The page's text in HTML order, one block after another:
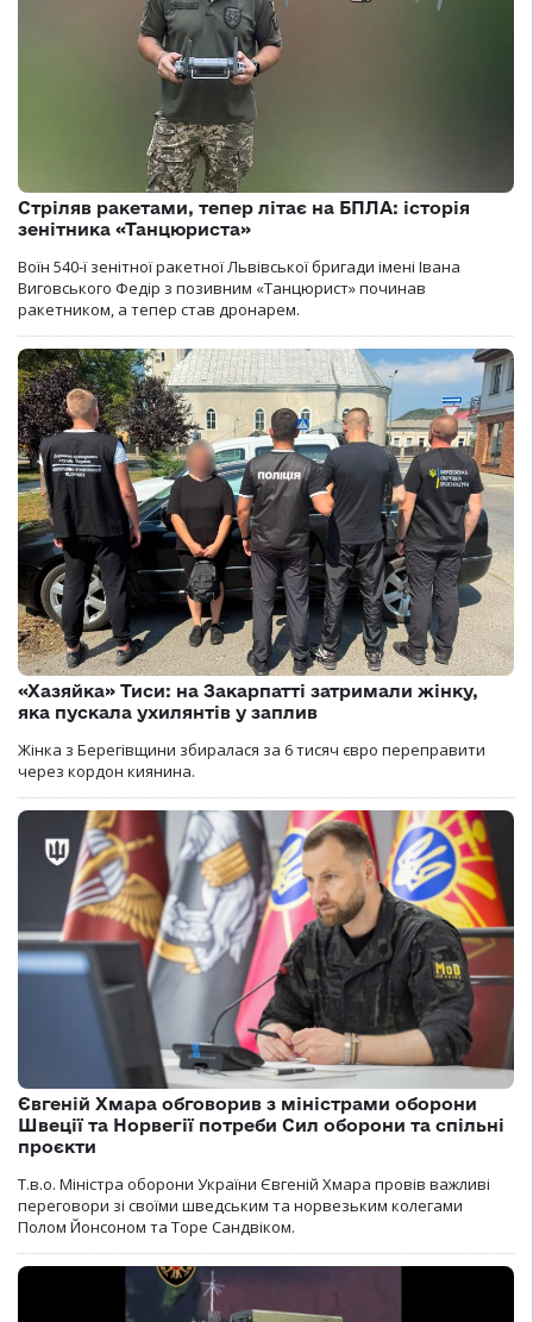
Стріляв ракетами, тепер літає на БПЛА: історія
зенітника «Танцюриста»
Воїн 540-ї зенітної ракетної Львівської бригади імені Івана
Виговського Федір з позивним «Танцюрист» починав
ракетником, а тепер став дронарем.
«Хазяйка» Тиси: на Закарпатті затримали жінку,
яка пускала ухилянтів у заплив
Жінка з Берегівщини збиралася за 6 тисяч євро переправити
через кордон киянина.
Євгеній Хмара обговорив з міністрами оборони
Швеції та Норвегії потреби Сил оборони та спільні
проєкти
Т.в.о. Міністра оборони України Євгеній Хмара провів важливі
переговори зі своїми шведським та норвезьким колегами
Полом Йонсоном та Торе Сандвіком.